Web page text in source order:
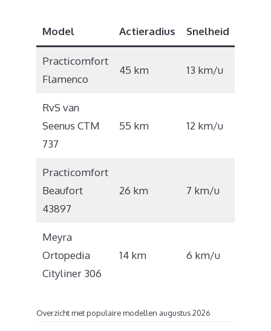
Model Actieradius Snelheid
Practicomfort
Flamenco
45 km 13 km/u
RvS van
Seenus CTM
737
55 km 12 km/u
Practicomfort
Beaufort
43897
26 km 7 km/u
Meyra
Ortopedia
Cityliner 306
14 km 6 km/u
Overzicht met populaire modellen augustus 2026